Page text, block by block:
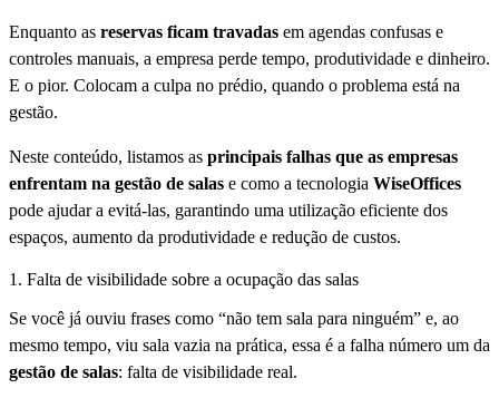
Enquanto as reservas ficam travadas em agendas confusas e
controles manuais, a empresa perde tempo, produtividade e dinheiro.
E o pior. Colocam a culpa no prédio, quando o problema está na
gestão.
Neste conteúdo, listamos as principais falhas que as empresas
enfrentam na gestão de salas e como a tecnologia WiseOffices
pode ajudar a evitá-las, garantindo uma utilização eficiente dos
espaços, aumento da produtividade e redução de custos.
1. Falta de visibilidade sobre a ocupação das salas
Se você já ouviu frases como “não tem sala para ninguém” e, ao
mesmo tempo, viu sala vazia na prática, essa é a falha número um da
gestão de salas: falta de visibilidade real.